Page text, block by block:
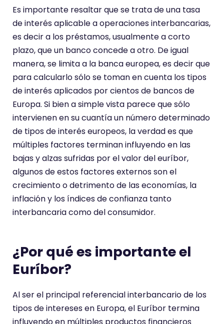
Es importante resaltar que se trata de una tasa
de interés aplicable a operaciones interbancarias,
es decir a los préstamos, usualmente a corto
plazo, que un banco concede a otro. De igual
manera, se limita a la banca europea, es decir que
para calcularlo sólo se toman en cuenta los tipos
de interés aplicados por cientos de bancos de
Europa. Si bien a simple vista parece que sólo
intervienen en su cuantía un número determinado
de tipos de interés europeos, la verdad es que
múltiples factores terminan influyendo en las
bajas y alzas sufridas por el valor del euríbor,
algunos de estos factores externos son el
crecimiento o detrimento de las economías, la
inflación y los índices de confianza tanto
interbancaria como del consumidor.
¿Por qué es importante el
Euríbor?
Al ser el principal referencial interbancario de los
tipos de intereses en Europa, el Euríbor termina